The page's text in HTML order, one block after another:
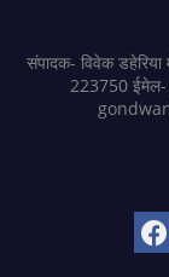
संपादक- विवेक
223750